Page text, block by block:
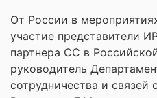
От России в
участие представители
партнера СС в
руководитель
сотрудничества и связей